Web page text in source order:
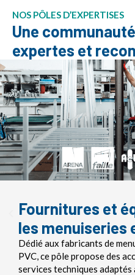
NOS PÔLES D’EXPERTISES
Une
expertes et
Fournitures et
les menuiseries
Dédié aux fabricants de
PVC, ce pôle propose des
services techniques adaptés